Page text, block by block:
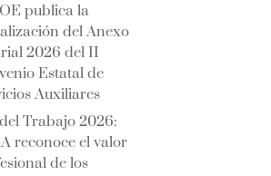
publica la
del Anexo
2026 del II
Estatal de
Auxiliares
Trabajo 2026:
reconoce el valor
de los